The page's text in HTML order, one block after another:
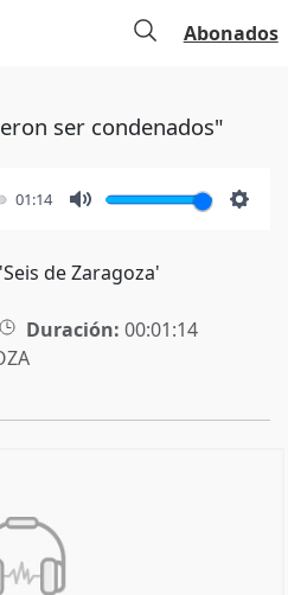
Abonados
ser condenados"
01:14
de Zaragoza'
Duración: 00:01:14